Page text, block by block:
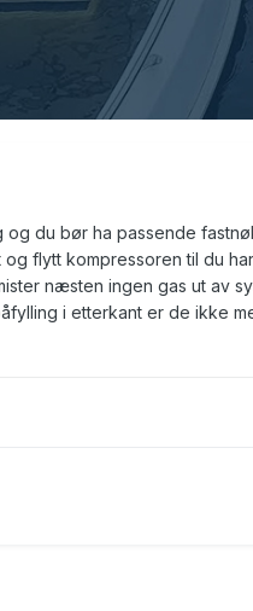
og du bør ha passende
flytt kompressoren til du
næsten ingen gas ut av
i etterkant er de ikke